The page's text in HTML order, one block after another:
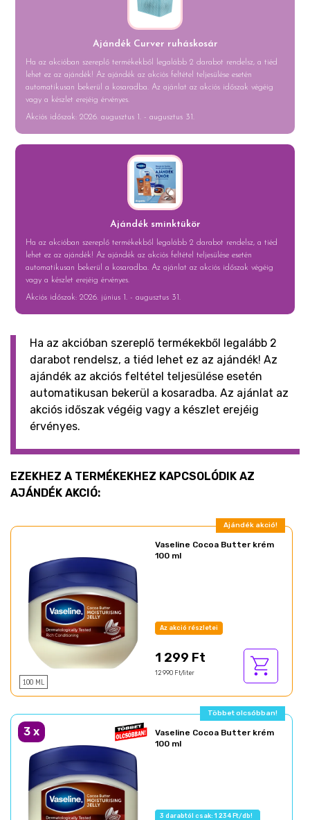
Ajándék Curver ruháskosár
Ha az akcióban szereplő termékekből legalább 2 darabot rendelsz, a tiéd
lehet ez az ajándék! Az ajándék az akciós feltétel teljesülése esetén
automatikusan bekerül a kosaradba. Az ajánlat az akciós időszak végéig
vagy a készlet erejéig érvényes.
Akciós időszak: 2026. augusztus 1. - augusztus 31.
Ajándék sminktükör
Ha az akcióban szereplő termékekből legalább 2 darabot rendelsz, a tiéd
lehet ez az ajándék! Az ajándék az akciós feltétel teljesülése esetén
automatikusan bekerül a kosaradba. Az ajánlat az akciós időszak végéig
vagy a készlet erejéig érvényes.
Akciós időszak: 2026. június 1. - augusztus 31.
Ha az akcióban szereplő termékekből legalább 2
darabot rendelsz, a tiéd lehet ez az ajándék! Az
ajándék az akciós feltétel teljesülése esetén
automatikusan bekerül a kosaradba. Az ajánlat az
akciós időszak végéig vagy a készlet erejéig
érvényes.
EZEKHEZ A TERMÉKEKHEZ KAPCSOLÓDIK AZ
AJÁNDÉK AKCIÓ:
Ajándék akció!
100 ML
Vaseline Cocoa Butter krém
100 ml
Az akció részletei
1 299 Ft
12 990 Ft/liter
Többet olcsóbban!
3 x
Vaseline Cocoa Butter krém
100 ml
3 darabtól csak: 1 234 Ft/db!